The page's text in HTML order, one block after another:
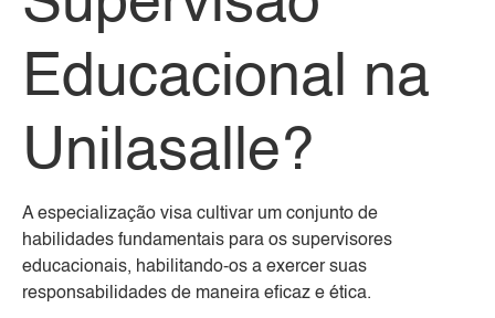
Educacional na
Unilasalle?
A especialização visa cultivar um conjunto de
habilidades fundamentais para os supervisores
educacionais, habilitando-os a exercer suas
responsabilidades de maneira eficaz e ética.